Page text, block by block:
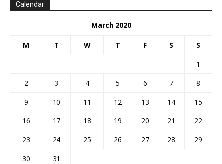
Calendar
March 2020
M T W T F S S
1
2
3 4 5 6 7
8
9
10 11 12 13 14
15
16
17 18 19 20 21
22
23
24 25 26 27 28
29
30
31